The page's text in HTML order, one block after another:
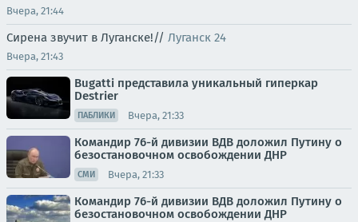
Вчера, 21:44
Сирена звучит в Луганске!// Луганск 24
Вчера, 21:43
Bugatti представила уникальный гиперкар
Destrier
ПАБЛИКИ Вчера, 21:33
Командир 76-й дивизии ВДВ доложил Путину о
безостановочном освобождении ДНР
СМИ Вчера, 21:33
Командир 76-й дивизии ВДВ доложил Путину о
безостановочном освобождении ДНР